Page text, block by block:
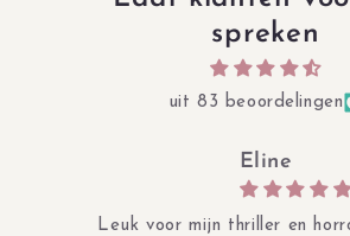
spreken
uit 83 beoordelingen
Eline
Leuk voor mijn thriller en